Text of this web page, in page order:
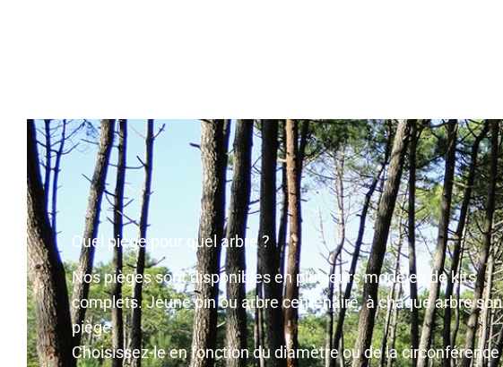
Quel piège pour quel arbre ?
Nos pièges sont disponibles en plusieurs modèles de kits
complets. Jeune pin ou arbre centenaire, à chaque arbre son
piège.
Choisissez-le en fonction du diamètre ou de la circonférence